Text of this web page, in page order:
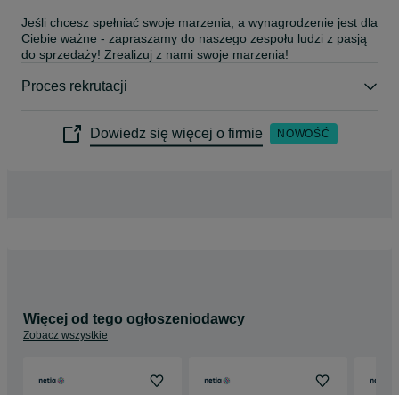
Jeśli chcesz spełniać swoje marzenia, a wynagrodzenie jest dla
Ciebie ważne - zapraszamy do naszego zespołu ludzi z pasją
do sprzedaży! Zrealizuj z nami swoje marzenia!
Proces rekrutacji
Dowiedz się więcej o firmie NOWOŚĆ
Więcej od tego ogłoszeniodawcy
Zobacz wszystkie